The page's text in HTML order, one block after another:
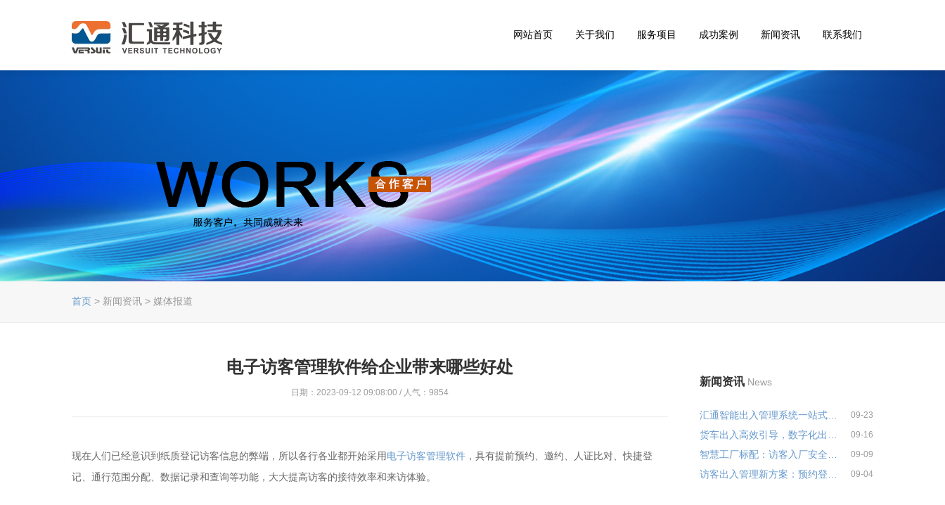
网站首页 关于我们 服务项目 成功案例 新闻资讯 联系我们
首页 > 新闻资讯 > 媒体报道
电子访客管理软件给企业带来哪些好处
日期：2023-09-12 09:08:00 / 人气：9854
现在人们已经意识到纸质登记访客信息的弊端，所以各行各业都开始采用电子访客管理软件 ，具有提前预约、邀约、人证比对、快捷登
记、通行范围分配、数据记录和查询等功能，大大提高访客的接待效率和来访体验。
新闻资讯 News
汇通智能出入管理系统一站式解决... 09-23
09-16
09-09
09-04